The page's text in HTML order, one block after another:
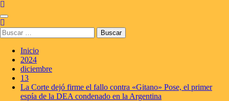
Saltar
al
contenido
Menú
principal
Buscar:
Inicio
2024
diciembre
13
La Corte dejó firme el fallo contra «Gitano» Pose, el primer
espía de la DEA condenado en la Argentina